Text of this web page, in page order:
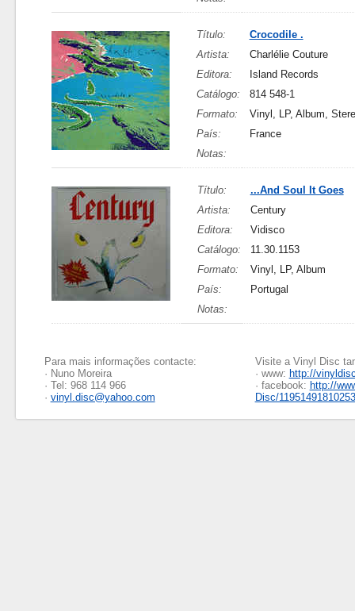
Título:
Crocodile .
Artista:
Charlélie Couture
Editora:
Island Records
Catálogo:
814 548-1
Formato:
Vinyl, LP, Album,
País:
France
Notas:
Título:
...And Soul It Goes
Artista:
Century
Editora:
Vidisco
Catálogo:
11.30.1153
Formato:
Vinyl, LP, Album
País:
Portugal
Notas:
Para mais informações contacte:
· Nuno Moreira
· Tel: 968 114 966
· vinyl.disc@yahoo.com
Visite a Vinyl Disc
· www: http://
· facebook: http://
Disc/